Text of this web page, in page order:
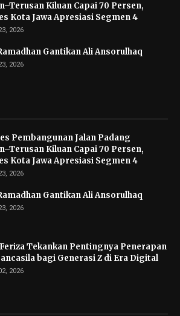
Kiluan Capai 70 Persen,
Kota Jawa Apresiasi Segmen 4
2026
Gantikan Ali Ansorulhaq
2026
Pembangunan Jalan Padang
Kiluan Capai 70 Persen,
Kota Jawa Apresiasi Segmen 4
2026
Gantikan Ali Ansorulhaq
2026
Tekankan Pentingnya Penerapan
bagi Generasi Z di Era Digital
2026